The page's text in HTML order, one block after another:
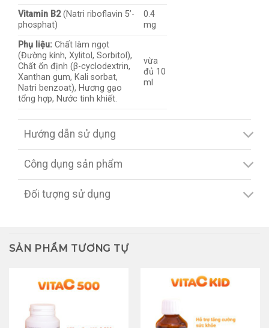
Vitamin B2(Natri riboflavin 5’-
phosphat)
0.4
mg
Phụ liệu: Chất làm ngọt
(Đường kính, Xylitol, Sorbitol),
Chất ổn định (β-cyclodextrin,
Xanthan gum, Kali sorbat,
Natri benzoat), Hương gạo
tổng hợp, Nước tinh khiết.
vừa
đủ 10
ml
Hướng dẫn sử dụng
Công dụng sản phẩm
Đối tượng sử dụng
SẢN PHẨM TƯƠNG TỰ